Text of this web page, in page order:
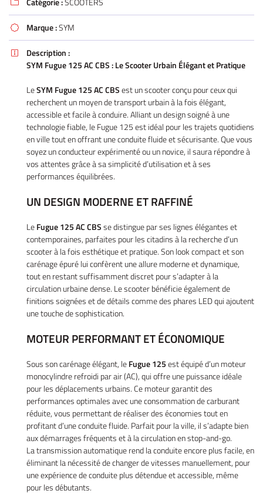

 Marque :SYM

Description :
SYM Fugue 125 AC CBS : Le Scooter Urbain Élégant et Pratique
LeSYM Fugue 125 AC CBSest un scooter conçu pour ceux qui
recherchent un moyen de transport urbain à la fois élégant,
accessible et facile à conduire. Alliant un design soigné à une
technologie fiable, le Fugue 125 est idéal pour les trajets quotidiens
en ville tout en offrant une conduite fluide et sécurisante. Que vous
soyez un conducteur expérimenté ou un novice, il saura répondre à
vos attentes grâce à sa simplicité d’utilisation et à ses
performances équilibrées.
UN DESIGN MODERNE ET RAFFINÉ
LeFugue 125 AC CBSse distingue par ses lignes élégantes et
contemporaines, parfaites pour les citadins à la recherche d’un
scooter à la fois esthétique et pratique. Son look compact et son
carénage épuré lui confèrent une allure moderne et dynamique,
tout en restant suffisamment discret pour s’adapter à la
circulation urbaine dense. Le scooter bénéficie également de
finitions soignées et de détails comme des phares LED qui ajoutent
une touche de sophistication.
MOTEUR PERFORMANT ET ÉCONOMIQUE
Sous son carénage élégant, leFugue 125est équipé d’un moteur
monocylindre refroidi par air (AC), qui offre une puissance idéale
pour les déplacements urbains. Ce moteur garantit des
performances optimales avec une consommation de carburant
réduite, vous permettant de réaliser des économies tout en
profitant d’une conduite fluide. Parfait pour la ville, il s’adapte bien
aux démarrages fréquents et à la circulation en stop-and-go.
La transmission automatique rend la conduite encore plus facile, en
éliminant la nécessité de changer de vitesses manuellement, pour
une expérience de conduite plus détendue et accessible, même
pour les débutants.